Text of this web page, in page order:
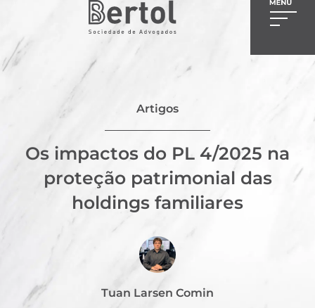
Artigos
Os impactos do PL 4/2025 na
proteção patrimonial das
holdings familiares
Tuan Larsen Comin